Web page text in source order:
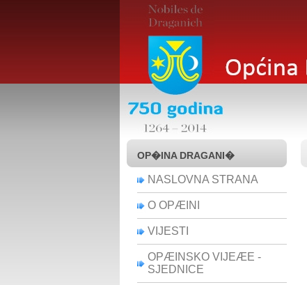
OP�INA DRAGANI�
NASLOVNA STRANA
O OPÆINI
VIJESTI
OPÆINSKO VIJEÆE -
SJEDNICE